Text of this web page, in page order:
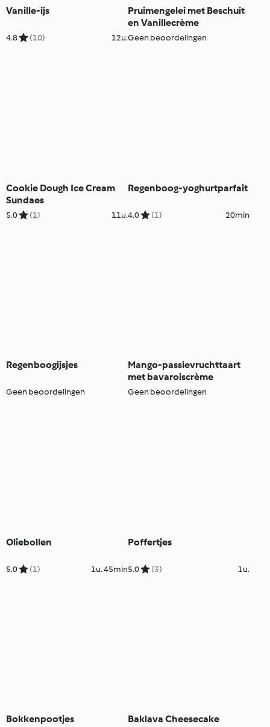
Vanille-ijs
4.8 (10) 12u.
Pruimengelei met Beschuit
en Vanillecrème
Geen beoordelingen
Cookie Dough Ice Cream
Sundaes
5.0 (1) 11u.
Regenboog-yoghurtparfait
4.0 (1) 20min
Regenboogijsjes
Geen beoordelingen
Mango-passievruchttaart
met bavaroiscrème
Geen beoordelingen
Oliebollen
5.0 (1) 1u. 45min
Poffertjes
5.0 (3) 1u.
Bokkenpootjes Baklava Cheesecake